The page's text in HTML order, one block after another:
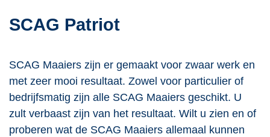
SCAG Patriot
SCAG Maaiers zijn er gemaakt voor zwaar werk en
met zeer mooi resultaat. Zowel voor particulier of
bedrijfsmatig zijn alle SCAG Maaiers geschikt. U
zult verbaast zijn van het resultaat. Wilt u zien en of
proberen wat de SCAG Maaiers allemaal kunnen